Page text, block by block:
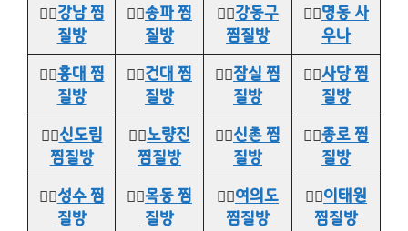
👉🏻강남 찜
질방
👉🏻송파 찜
질방
👉🏻강동구
찜질방
👉🏻명동 사
우나
👉🏻홍대 찜
질방
👉🏻건대 찜
질방
👉🏻잠실 찜
질방
👉🏻사당 찜
질방
👉🏻신도림
찜질방
👉🏻노량진
찜질방
👉🏻신촌 찜
질방
👉🏻종로 찜
질방
👉🏻성수 찜
질방
👉🏻목동 찜
질방
👉🏻여의도
찜질방
👉🏻이태원
찜질방